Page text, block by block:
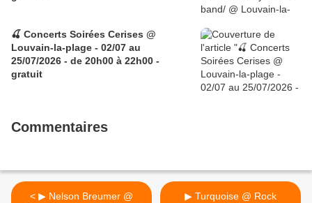
🍒 Concerts Soirées Cerises @
Louvain-la-plage - 02/07 au
25/07/2026 - de 20h00 à 22h00 -
gratuit
Commentaires
< ▶ Nelson Breumer @
▶ Turquoise @ Rock